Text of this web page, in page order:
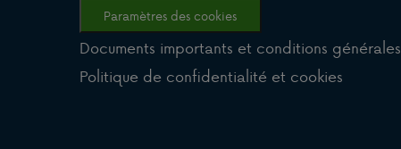
Paramètres des cookies
Documents importants et conditions générales
Politique de confidentialité et cookies